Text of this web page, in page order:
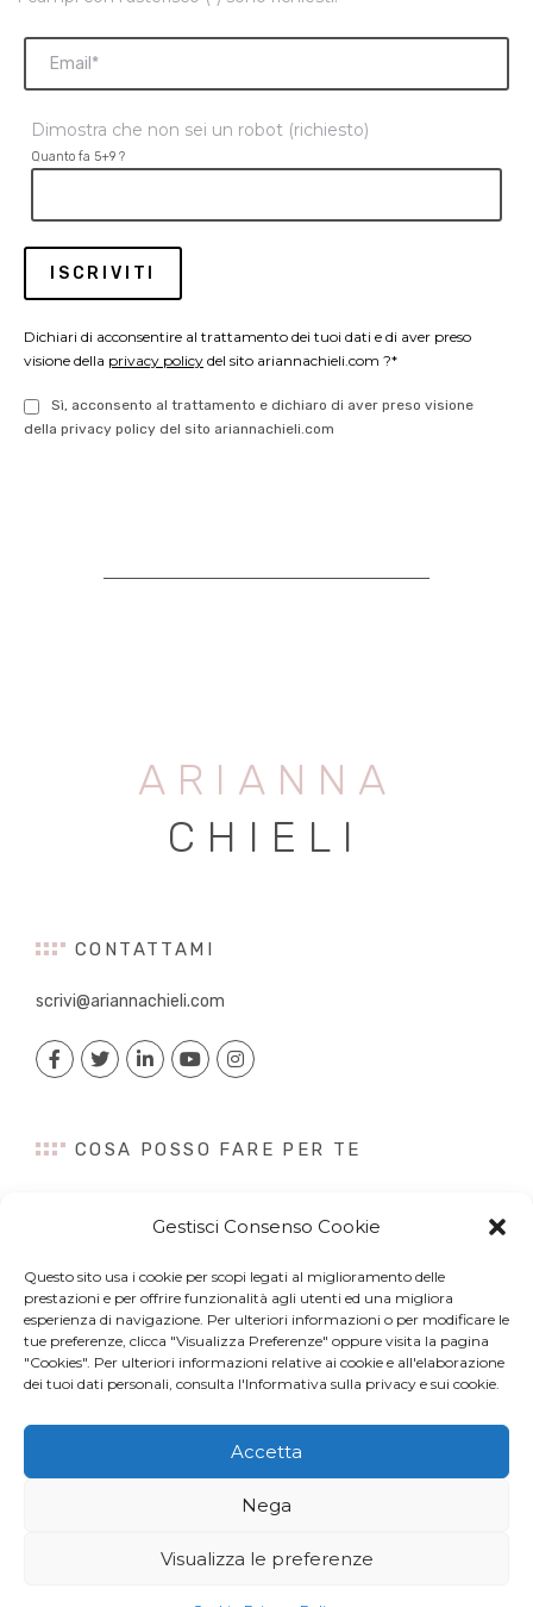
Gestisci Consenso Cookie
Questo sito usa i cookie per scopi legati al miglioramento delle
prestazioni e per offrire funzionalità agli utenti ed una migliora
esperienza di navigazione. Per ulteriori informazioni o per modificare le
tue preferenze, clicca "Visualizza Preferenze" oppure visita la pagina
"Cookies". Per ulteriori informazioni relative ai cookie e all'elaborazione
dei tuoi dati personali, consulta l'Informativa sulla privacy e sui cookie.
Accetta
Nega
Visualizza le preferenze
Dimostra che non sei un robot (richiesto)
Quanto fa 5+9 ?
Dichiari di acconsentire al trattamento dei tuoi dati e di aver preso
visione della privacy policy del sito ariannachieli.com ?*
Sì, acconsento al trattamento e dichiaro di aver preso visione
della privacy policy del sito ariannachieli.com
ARIANNA
CHIELI
CONTATTAMI
scrivi@ariannachieli.com
COSA POSSO FARE PER TE
Content Creation
Digital PR
Influencer Marketing
Newsletter
© Copyright 2022 Arianna Chieli. All right reserved. P.IVA
Inside